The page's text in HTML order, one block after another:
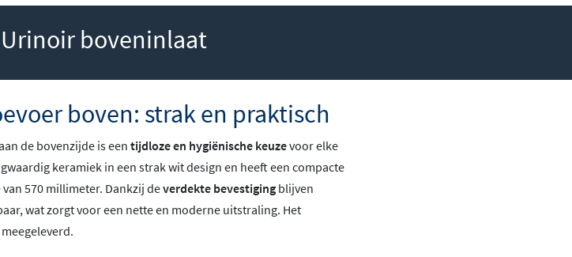
boveninlaat
boven: strak en praktisch
de bovenzijde is eentijdloze en hygiënische keuzevoor elke
keramiek in een strak wit design en heeft een compacte
570 millimeter. Dankzij deverdekte bevestiging blijven
wat zorgt voor een nette en moderne uitstraling. Het